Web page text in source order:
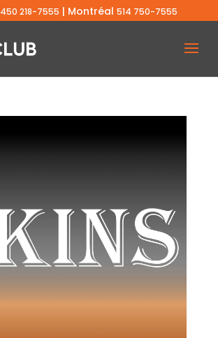
450 218-7555 | Montréal 514 750-7555